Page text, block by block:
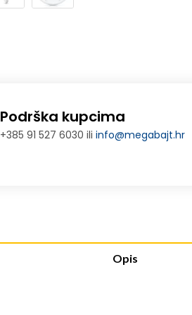
Podrška kupcima
+385 91 527 6030 iliinfo@megabajt.hr
Opis